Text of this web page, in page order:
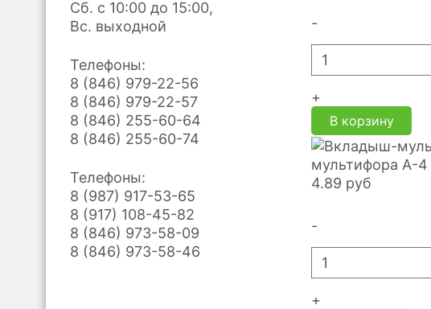
Сб. с 10:00 до 15:00,
Вс. выходной
Телефоны:
8 (846) 979-22-56
8 (846) 979-22-57
8 (846) 255-60-64
8 (846) 255-60-74
Телефоны:
8 (987) 917-53-65
8 (917) 108-45-82
8 (846) 973-58-09
8 (846) 973-58-46
-
+
В корзину
мультифора A-4
4.89 руб
-
+